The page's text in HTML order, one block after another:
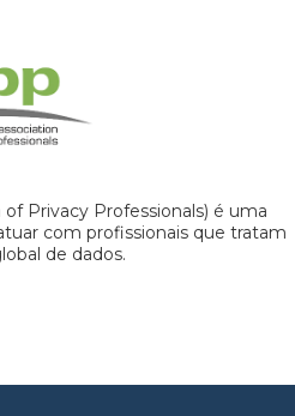
Privacy Professionals) é uma
com profissionais que tratam
de dados.